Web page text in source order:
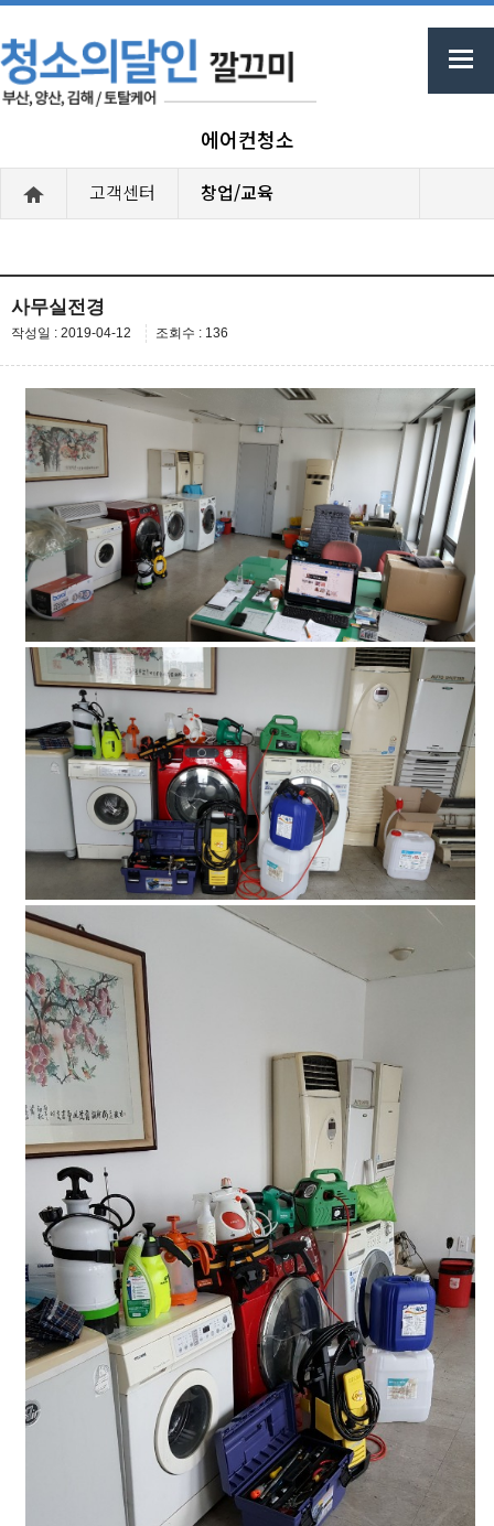
에어컨청소
고객센터 창업/교육
사무실전경
작성일 : 2019-04-12 조회수 : 136